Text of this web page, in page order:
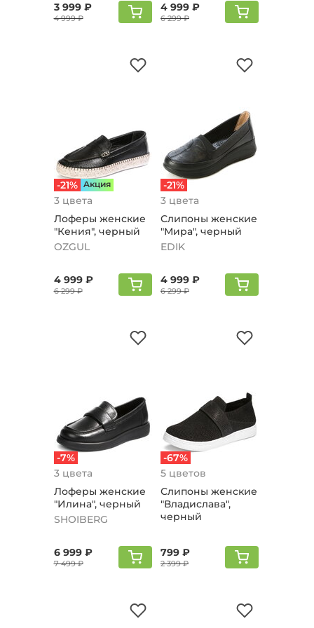
3 999 ₽
4 999 ₽
4 999 ₽
6 299 ₽
-21% Aкция
3 цвета
Лоферы женские
"Кения", черный
OZGUL
4 999 ₽
6 299 ₽
-21%
3 цвета
Слипоны женские
"Мира", черный
EDIK
4 999 ₽
6 299 ₽
-7%
3 цвета
Лоферы женские
"Илина", черный
SHOIBERG
6 999 ₽
7 499 ₽
-67%
5 цветов
Слипоны женские
"Владислава",
черный
799 ₽
2 399 ₽